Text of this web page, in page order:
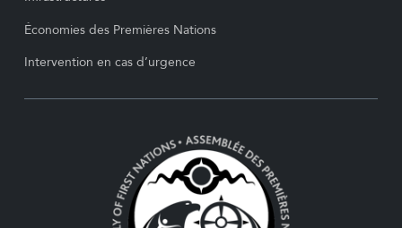
Économies des Premières Nations
Intervention en cas d’urgence